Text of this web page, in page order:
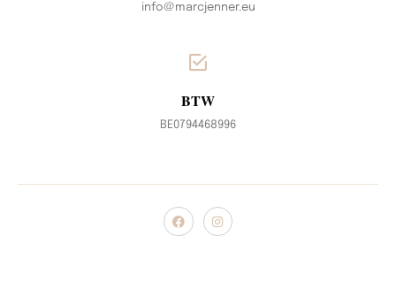
info@marcjenner.eu
BTW
BE0794468996